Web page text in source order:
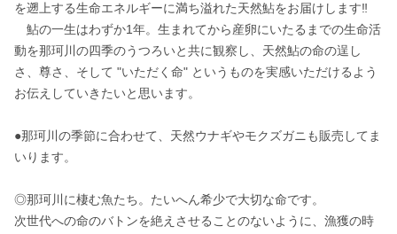
を遡上する生命エネルギーに満ち溢れた天然鮎をお届けします‼
鮎の一生はわずか1年。生まれてから産卵にいたるまでの生命活
動を那珂川の四季のうつろいと共に観察し、天然鮎の命の逞し
さ、尊さ、そして "いただく命" というものを実感いただけるよう
お伝えしていきたいと思います。
●那珂川の季節に合わせて、天然ウナギやモクズガニも販売してま
いります。
◎那珂川に棲む魚たち。たいへん希少で大切な命です。
次世代への命のバトンを絶えさせることのないように、漁獲の時